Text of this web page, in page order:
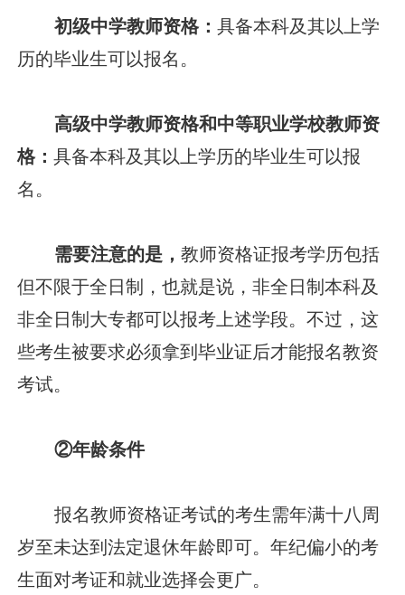
初级中学教师资格：具备本科及其以上学
历的毕业生可以报名。
高级中学教师资格和中等职业学校教师资
格：具备本科及其以上学历的毕业生可以报
名。
需要注意的是，教师资格证报考学历包括
但不限于全日制，也就是说，非全日制本科及
非全日制大专都可以报考上述学段。不过，这
些考生被要求必须拿到毕业证后才能报名教资
考试。
②年龄条件
报名教师资格证考试的考生需年满十八周
岁至未达到法定退休年龄即可。年纪偏小的考
生面对考证和就业选择会更广。